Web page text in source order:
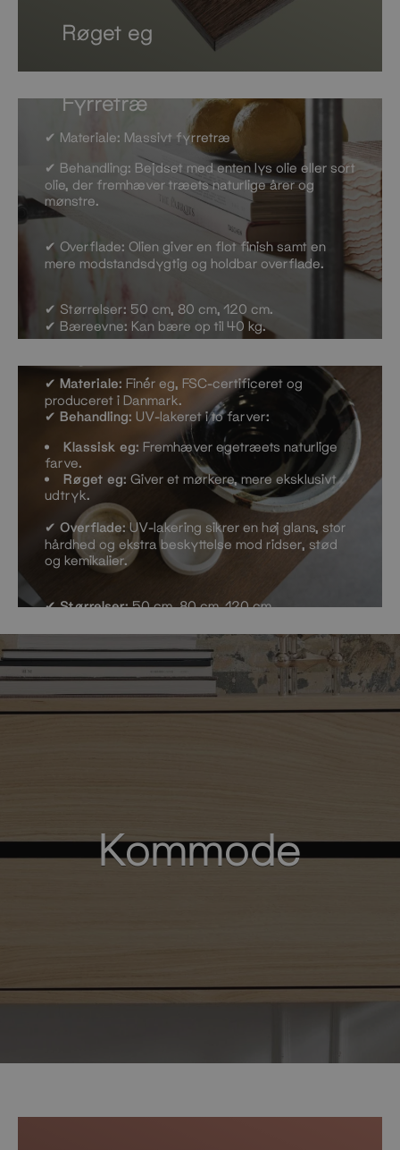
Røget eg
Fyrretræ
✔ Materiale: Massivt fyrretræ
✔ Behandling: Bejdset med enten lys olie eller sort
olie, der fremhæver træets naturlige årer og
mønstre.
✔ Overflade: Olien giver en flot finish samt en
mere modstandsdygtig og holdbar overflade.
✔ Størrelser: 50 cm, 80 cm, 120 cm.
✔ Bæreevne: Kan bære op til 40 kg.
✔ Materiale: Finér eg, FSC-certificeret og
produceret i Danmark.
✔ Behandling: UV-lakeret i to farver:
Klassisk eg: Fremhæver egetræets naturlige
farve.
Røget eg: Giver et mørkere, mere eksklusivt
udtryk.
✔ Overflade: UV-lakering sikrer en høj glans, stor
hårdhed og ekstra beskyttelse mod ridser, stød
og kemikalier.
✔Størrelser: 50 cm, 80 cm, 120 cm.
Kommode